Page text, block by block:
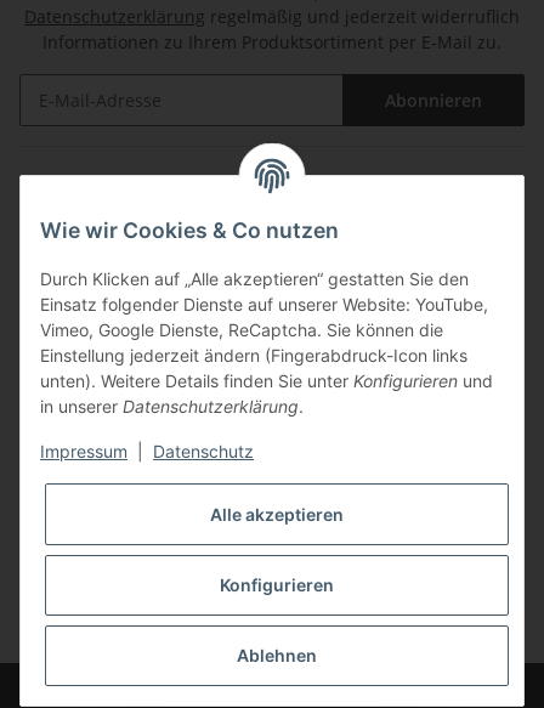
Datenschutzerklärung regelmäßig und jederzeit widerruflich
Informationen zu Ihrem Produktsortiment per E-Mail zu.
Abonnieren
Zahlungsarten
* Alle Preise inkl. gesetzlicher USt., zzgl.Versand
© TBS GmbH
Wie wir Cookies & Co nutzen
Durch Klicken auf „Alle akzeptieren“ gestatten Sie den
Einsatz folgender Dienste auf unserer Website: YouTube,
Vimeo, Google Dienste, ReCaptcha. Sie können die
Einstellung jederzeit ändern (Fingerabdruck-Icon links
unten). Weitere Details finden Sie unter Konfigurieren und
in unserer Datenschutzerklärung.
Impressum Datenschutz
Alle akzeptieren
Konfigurieren
Ablehnen